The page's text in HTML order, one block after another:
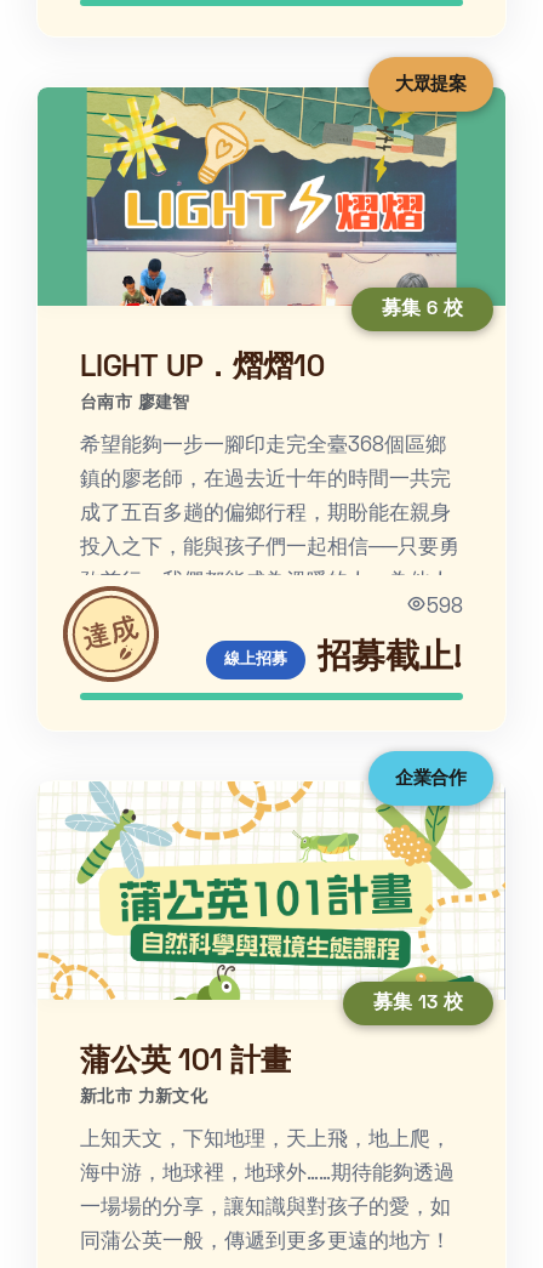
大眾提案
募集 6 校
LIGHT UP．熠熠10
台南市 廖建智
希望能夠一步一腳印走完全臺368個區鄉
鎮的廖老師，在過去近十年的時間一共完
成了五百多趟的偏鄉行程，期盼能在親身
投入之下，能與孩子們一起相信──只要勇
敢前行，我們都能成為溫暖的人，為他人
的生命帶來光輝。
598
線上招募 招募截止!
企業合作
募集 13 校
蒲公英 101 計畫
新北市 力新文化
上知天文，下知地理，天上飛，地上爬，
海中游，地球裡，地球外……期待能夠透過
一場場的分享，讓知識與對孩子的愛，如
同蒲公英一般，傳遞到更多更遠的地方！